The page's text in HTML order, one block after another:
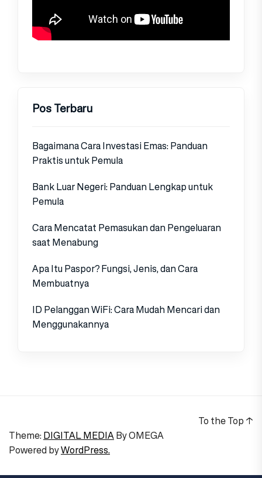
Pos Terbaru
Bagaimana Cara Investasi Emas: Panduan
Praktis untuk Pemula
Bank Luar Negeri: Panduan Lengkap untuk
Pemula
Cara Mencatat Pemasukan dan Pengeluaran
saat Menabung
Apa Itu Paspor? Fungsi, Jenis, dan Cara
Membuatnya
ID Pelanggan WiFi: Cara Mudah Mencari dan
Menggunakannya
Theme: DIGITAL MEDIAByOMEGA
Powered byWordPress.
To the Top ↑